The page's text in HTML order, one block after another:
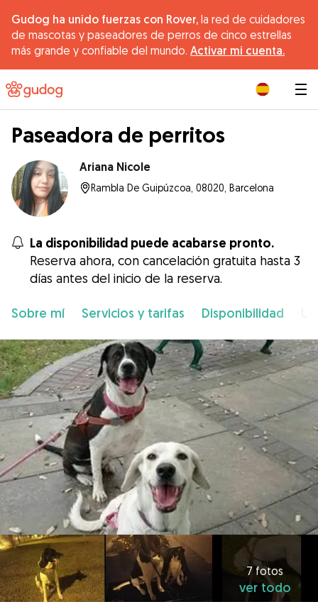
Gudog ha unido fuerzas con Rover, la red de cuidadores
de mascotas y paseadores de perros de cinco estrellas
más grande y confiable del mundo. Activar mi cuenta.
Paseadora de perritos
Ariana Nicole
Rambla De Guipúzcoa, 08020, Barcelona
La disponibilidad puede acabarse pronto.
Reserva ahora, con cancelación gratuita hasta 3
días antes del inicio de la reserva.
Sobre mí Servicios y tarifas Disponibilidad
7 fotos
ver todo